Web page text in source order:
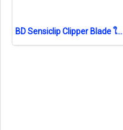
BD Sensiclip Clipper Blade ใบมีดอ่อนโยน (4430A) (1ชิ้น) (exp 05-2025)